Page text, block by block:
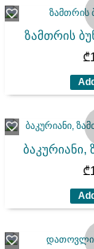
ზამთრის
₾
ბაკურიანი,
₾